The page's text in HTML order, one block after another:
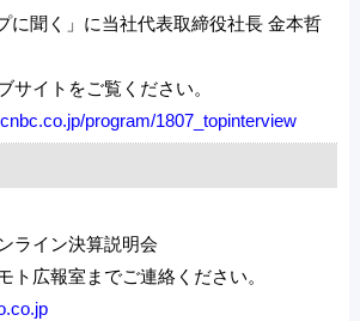
に聞く」に当社代表取締役社長 金本哲
サイトをご覧ください。
program/1807_topinterview
ライン決算説明会
ト広報室までご連絡ください。